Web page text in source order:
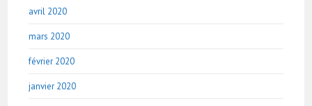
avril 2020
mars 2020
février 2020
janvier 2020